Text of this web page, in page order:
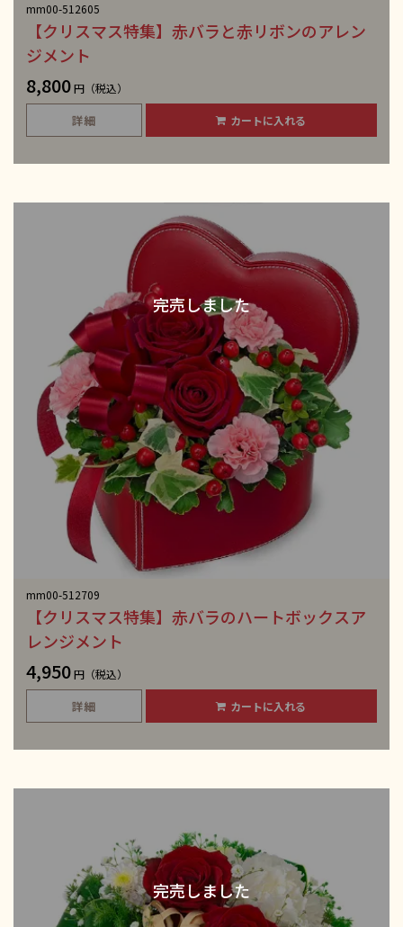
mm00-512605
【クリスマス特集】赤バラと赤リボンのアレン
ジメント
8,800円（税込）
詳細 カートに入れる
mm00-512709
【クリスマス特集】赤バラのハートボックスア
レンジメント
4,950円（税込）
詳細 カートに入れる